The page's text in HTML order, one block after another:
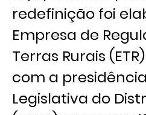
redefinição foi
Empresa de
Terras Rurais
com a
Legislativa do